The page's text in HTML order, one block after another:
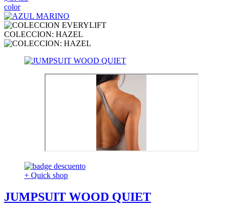
color
COLECCION: HAZEL
+ Quick shop
JUMPSUIT WOOD QUIET